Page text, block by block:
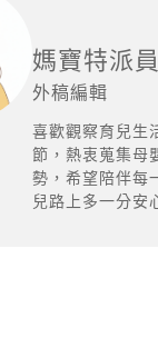
媽寶特派員
外稿編輯
喜歡觀察育兒生
節，熱衷蒐集母
勢，希望陪伴每
兒路上多一分安